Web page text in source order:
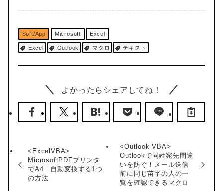
Soft/App Microsoft Excel
Excel Outlook マクロ テキスト
よかったらシェアしてね！
<ExcelVBA>
MicrosoftPDFプリンタ
でA4｜自動変換する1つ
の方法
<Outlook VBA>
Outlookで同姓宛先間違
いを防ぐ！メール送信
前に同じ苗字の人の一
覧を確認できるマクロ